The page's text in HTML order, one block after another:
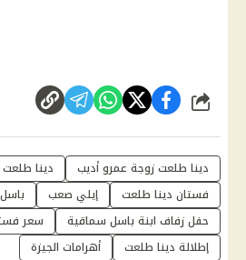
شارك
دينا طلعت زوجة عمرو أديب دينا طلعت
فستان دينا طلعت
إيلي صعب
حفل زفاف ابنة باسل سماقية
سعر
إطلالة دينا طلعت
أهرامات الجيزة